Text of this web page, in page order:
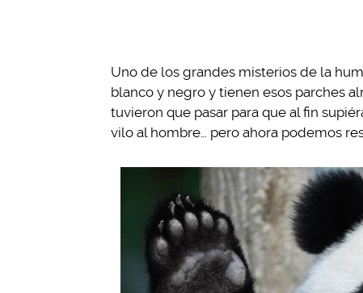
Uno de los grandes misterios de la
blanco y negro y tienen esos parches
tuvieron que pasar para que al fin
vilo al hombre… pero ahora podemos